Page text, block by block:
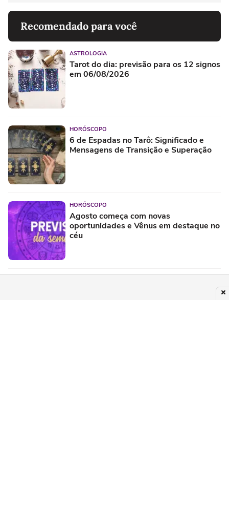
Recomendado para você
ASTROLOGIA
Tarot do dia: previsão para os 12 signos
em 06/08/2026
HORÓSCOPO
6 de Espadas no Tarô: Significado e
Mensagens de Transição e Superação
HORÓSCOPO
Agosto começa com novas
oportunidades e Vênus em destaque no
céu
Tarot do dia: previsão para os 12 signos